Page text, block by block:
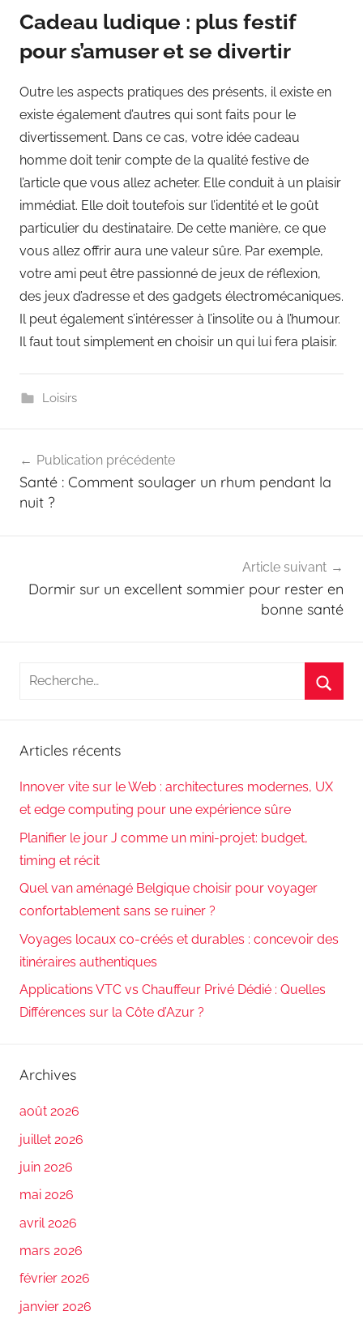
Cadeau ludique : plus festif
pour s’amuser et se divertir
Outre les aspects pratiques des présents, il existe en
existe également d’autres qui sont faits pour le
divertissement. Dans ce cas, votre idée cadeau
homme doit tenir compte de la qualité festive de
l’article que vous allez acheter. Elle conduit à un plaisir
immédiat. Elle doit toutefois sur l’identité et le goût
particulier du destinataire. De cette manière, ce que
vous allez offrir aura une valeur sûre. Par exemple,
votre ami peut être passionné de jeux de réflexion,
des jeux d’adresse et des gadgets électromécaniques.
Il peut également s’intéresser à l’insolite ou à l’humour.
Il faut tout simplement en choisir un qui lui fera plaisir.
Loisirs
de
l’article
Publication précédente
Santé : Comment soulager un rhum pendant la
nuit ?
Article suivant
Dormir sur un excellent sommier pour rester en
bonne santé
Recherche
Articles récents
Innover vite sur le Web : architectures modernes, UX
et edge computing pour une expérience sûre
Planifier le jour J comme un mini-projet: budget,
timing et récit
Quel van aménagé Belgique choisir pour voyager
confortablement sans se ruiner ?
Voyages locaux co-créés et durables : concevoir des
itinéraires authentiques
Applications VTC vs Chauffeur Privé Dédié : Quelles
Différences sur la Côte d’Azur ?
Archives
août 2026
juillet 2026
juin 2026
mai 2026
avril 2026
mars 2026
février 2026
janvier 2026